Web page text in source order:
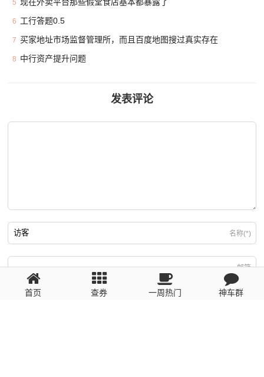
5
6 工行答题0.5
7 买家地址市场监督管理所，而且百度地图搜过真实存在
8 中行资产提升问题
发表评论
名称(*)
邮箱
回复需填写必要信息
首页 查券 一周热门 神车群